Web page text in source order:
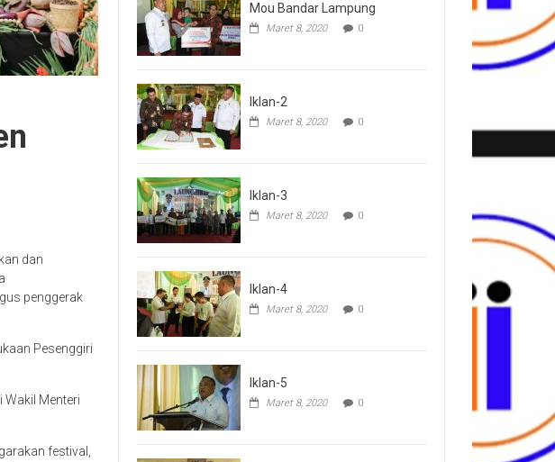
dan
penggerak
Pesenggiri
Wakil Menteri
festival,
Mou Bandar Lampung
Maret 8, 2020 0
Iklan-2
Maret 8, 2020 0
Iklan-3
Maret 8, 2020 0
Iklan-4
Maret 8, 2020 0
Iklan-5
Maret 8, 2020 0